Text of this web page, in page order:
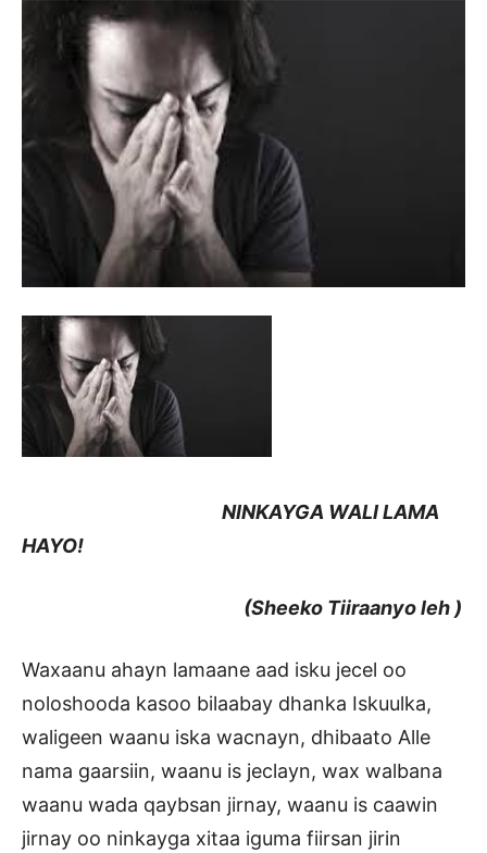
NINKAYGA WALI LAMA
HAYO!
(Sheeko Tiiraanyo leh )
Waxaanu ahayn lamaane aad isku jecel oo
noloshooda kasoo bilaabay dhanka Iskuulka,
waligeen waanu iska wacnayn, dhibaato Alle
nama gaarsiin, waanu is jeclayn, wax walbana
waanu wada qaybsan jirnay, waanu is caawin
jirnay oo ninkayga xitaa iguma fiirsan jirin